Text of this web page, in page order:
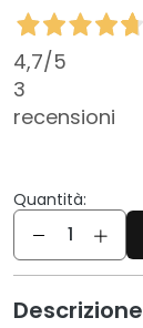
c
i
e
r
e
n
t
4,7/5
3
recensioni
Quantità:
Quantità
Descrizione